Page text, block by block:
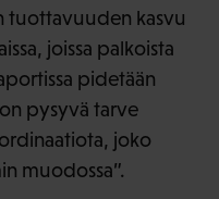
tuottavuuden kasvu
joissa palkoista
pidetään
pysyvä tarve
joko
muodossa”.